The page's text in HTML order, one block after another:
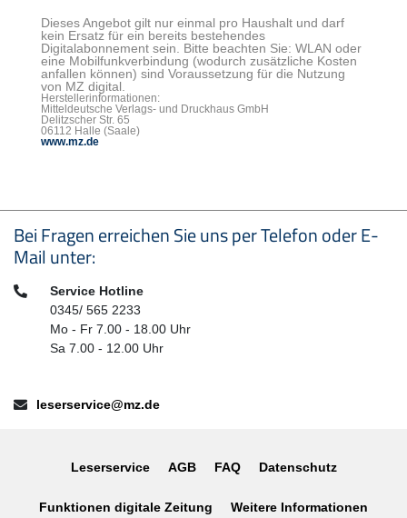
Dieses Angebot gilt nur einmal pro Haushalt und darf
kein Ersatz für ein bereits bestehendes
Digitalabonnement sein. Bitte beachten Sie: WLAN oder
eine Mobilfunkverbindung (wodurch zusätzliche Kosten
anfallen können) sind Voraussetzung für die Nutzung
von MZ digital.
Herstellerinformationen:
Mitteldeutsche Verlags- und Druckhaus GmbH
Delitzscher Str. 65
06112 Halle (Saale)
www.mz.de
Seitenfußbereich
Bei Fragen erreichen Sie uns per Telefon oder E-
Mail unter:
Telefon:Service Hotline
0345/ 565 2233
Mo - Fr 7.00 - 18.00 Uhr
Sa 7.00 - 12.00 Uhr
E-Mail:leserservice@mz.de
Leserservice AGB FAQ Datenschutz
Funktionen digitale Zeitung Weitere Informationen